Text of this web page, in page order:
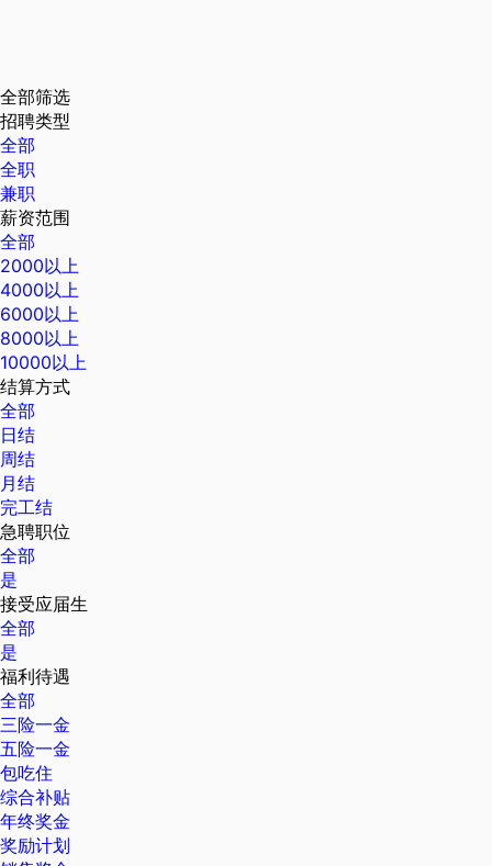
全部筛选
招聘类型
全部
全职
兼职
薪资范围
全部
2000以上
4000以上
6000以上
8000以上
10000以上
结算方式
全部
日结
周结
月结
完工结
急聘职位
全部
是
接受应届生
全部
是
福利待遇
全部
三险一金
五险一金
包吃住
综合补贴
年终奖金
奖励计划